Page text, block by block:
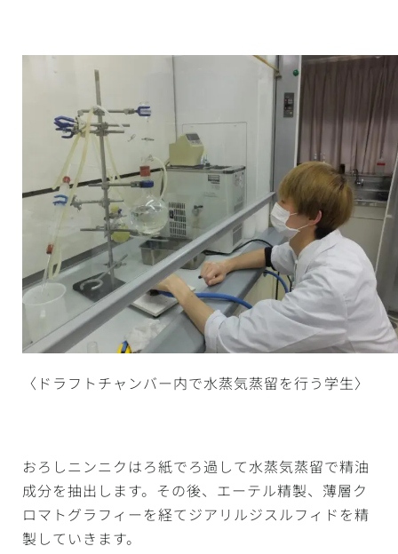
〈ドラフトチャンバー内で水蒸気蒸留を行う学生〉
おろしニンニクはろ紙でろ過して水蒸気蒸留で精油
成分を抽出します。その後、エーテル精製、薄層ク
ロマトグラフィーを経てジアリルジスルフィドを精
製していきます。